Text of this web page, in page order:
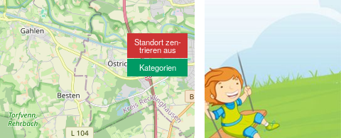
Standort zen-
trieren aus
Kategorien